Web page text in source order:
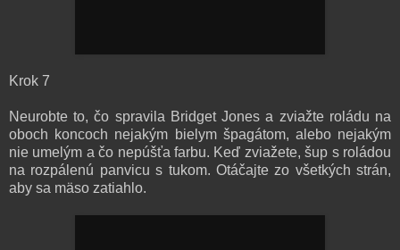
Krok 7
Neurobte to, čo spravila Bridget Jones a zviažte roládu na
oboch koncoch nejakým bielym špagátom, alebo nejakým
nie umelým a čo nepúšťa farbu. Keď zviažete, šup s roládou
na rozpálenú panvicu s tukom. Otáčajte zo všetkých strán,
aby sa mäso zatiahlo.